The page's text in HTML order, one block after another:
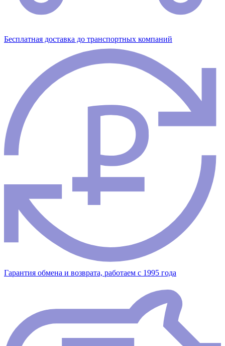
Бесплатная доставка до транспортных компаний
Гарантия обмена и возврата, работаем с 1995 года